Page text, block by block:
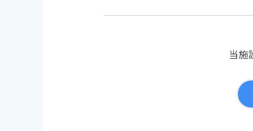
当施